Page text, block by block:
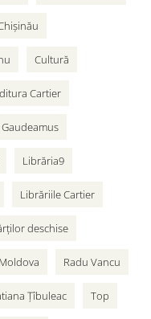
Cultură
Cartier
Gaudeamus
Librăria9
Librăriile Cartier
deschise
Radu Vancu
Țîbuleac Top